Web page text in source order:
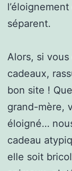
séparent.
Alors, si
cadeaux,
bon site !
grand-mère,
éloigné…
cadeau
elle soit